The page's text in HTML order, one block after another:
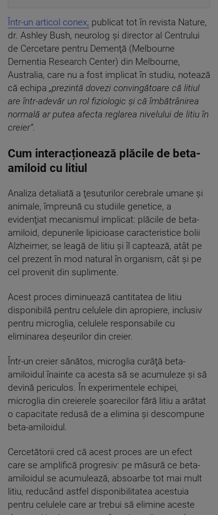
Într-un articol conex, publicat tot în revista Nature,
dr. Ashley Bush, neurolog şi director al Centrului
de Cercetare pentru Demenţă (Melbourne
Dementia Research Center) din Melbourne,
Australia, care nu a fost implicat în studiu, notează
că echipa „prezintă dovezi convingătoare că litiul
are într-adevăr un rol fiziologic şi că îmbătrânirea
normală ar putea afecta reglarea nivelului de litiu în
creier”.
Cum interacționează plăcile de beta-
amiloid cu litiul
Analiza detaliată a ţesuturilor cerebrale umane şi
animale, împreună cu studiile genetice, a
evidenţiat mecanismul implicat: plăcile de beta-
amiloid, depunerile lipicioase caracteristice bolii
Alzheimer, se leagă de litiu şi îl captează, atât pe
cel prezent în mod natural în organism, cât şi pe
cel provenit din suplimente.
Acest proces diminuează cantitatea de litiu
disponibilă pentru celulele din apropiere, inclusiv
pentru microglia, celulele responsabile cu
eliminarea deşeurilor din creier.
Într-un creier sănătos, microglia curăţă beta-
amiloidul înainte ca acesta să se acumuleze şi să
devină periculos. În experimentele echipei,
microglia din creierele şoarecilor fără litiu a arătat
o capacitate redusă de a elimina şi descompune
beta-amiloidul.
Cercetătorii cred că acest proces are un efect
care se amplifică progresiv: pe măsură ce beta-
amiloidul se acumulează, absoarbe tot mai mult
litiu, reducând astfel disponibilitatea acestuia
pentru celulele care ar trebui să elimine aceste